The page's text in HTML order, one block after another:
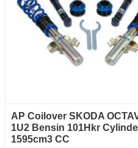
AP Coilover SKODA
1U2 Bensin 101Hkr
1595cm3 CC